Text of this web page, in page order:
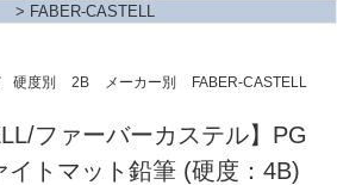
> FABER-CASTELL
硬度別 2B メーカー別 FABER-CASTELL
ファーバーカステル】PG
イトマット鉛筆 (硬度：4B)